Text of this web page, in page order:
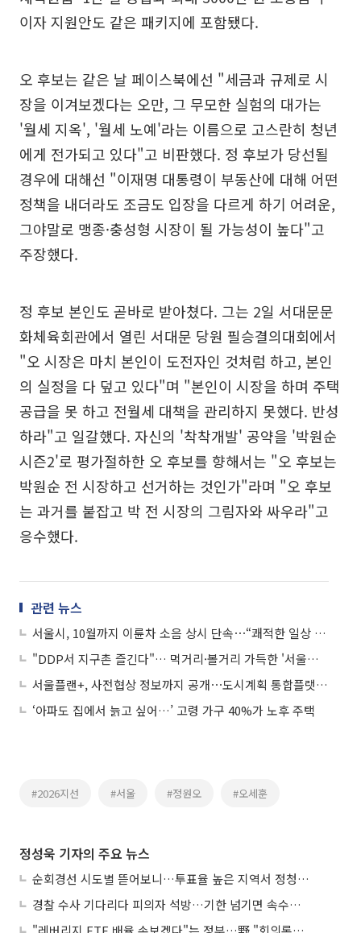
이자 지원안도 같은 패키지에 포함됐다.
오 후보는 같은 날 페이스북에선 "세금과 규제로 시
장을 이겨보겠다는 오만, 그 무모한 실험의 대가는
'월세 지옥', '월세 노예'라는 이름으로 고스란히 청년
에게 전가되고 있다"고 비판했다. 정 후보가 당선될
경우에 대해선 "이재명 대통령이 부동산에 대해 어떤
정책을 내더라도 조금도 입장을 다르게 하기 어려운,
그야말로 맹종·충성형 시장이 될 가능성이 높다"고
주장했다.
정 후보 본인도 곧바로 받아쳤다. 그는 2일 서대문문
화체육회관에서 열린 서대문 당원 필승결의대회에서
"오 시장은 마치 본인이 도전자인 것처럼 하고, 본인
의 실정을 다 덮고 있다"며 "본인이 시장을 하며 주택
공급을 못 하고 전월세 대책을 관리하지 못했다. 반성
하라"고 일갈했다. 자신의 '착착개발' 공약을 '박원순
시즌2'로 평가절하한 오 후보를 향해서는 "오 후보는
박원순 전 시장하고 선거하는 것인가"라며 "오 후보
는 과거를 붙잡고 박 전 시장의 그림자와 싸우라"고
응수했다.
관련 뉴스
서울시, 10월까지 이륜차 소음 상시 단속⋯“쾌적한 일상 보장”
"DDP서 지구촌 즐긴다"… 먹거리·볼거리 가득한 '서울세계도시문화축제' 열린다
서울플랜+, 사전협상 정보까지 공개⋯도시계획 통합플랫폼 고도화
‘아파도 집에서 늙고 싶어…’ 고령 가구 40%가 노후 주택
#2026지선 #서울 #정원오 #오세훈
정성욱 기자의 주요 뉴스
순회경선 시도별 뜯어보니…투표율 높은 지역서 정청래 강세
경찰 수사 기다리다 피의자 석방…기한 넘기면 속수무책